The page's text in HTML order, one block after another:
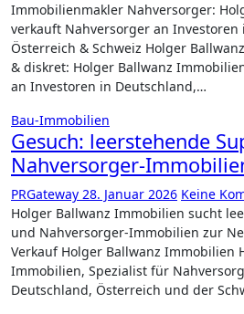
Immobilienmakler Nahversorger: Holger Ballwanz Immobilien
verkauft Nahversorger an Investoren
Österreich & Schweiz Holger
& diskret: Holger Ballwanz
an Investoren in Deutschland,…
Bau-Immobilien
Gesuch: leerstehende
Nahversorger-
PRGateway 28. Januar 2026 Keine
Holger Ballwanz Immobilien sucht leerstehende Supermarkt-
und Nahversorger-Immobilien zur
Verkauf Holger Ballwanz Immobilien
Immobilien, Spezialist für
Deutschland, Österreich und der